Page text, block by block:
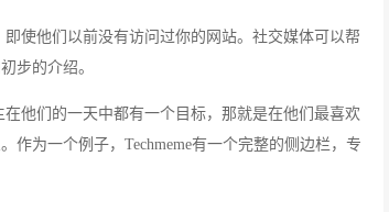
他们以前没有访问过你的网站。社交媒体可以帮
步的介绍。
们的一天中都有一个目标，那就是在他们最喜欢
为一个例子，Techmeme有一个完整的侧边栏，专